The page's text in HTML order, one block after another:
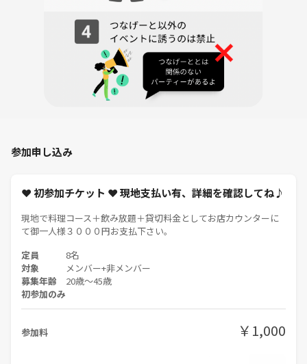
参加申し込み
❤ 初参加チケット ❤ 現地支払い有、詳細を確認してね♪
現地で料理コース＋飲み放題＋貸切料金としてお店カウンターに
て御一人様３０００円お支払下さい。
定員 8名
対象 メンバー+非メンバー
募集年齢 20歳〜45歳
初参加のみ
参加料 ￥1,000